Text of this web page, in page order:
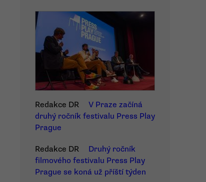
Redakce DR
V Praze začíná
druhý ročník festivalu Press Play
Prague
Redakce DR
Druhý ročník
filmového festivalu Press Play
Prague se koná už příští týden